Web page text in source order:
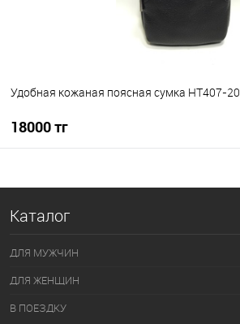
Удобная кожаная поясная сумка HT407-20
18000 тг
В избранное
Каталог
ДЛЯ МУЖЧИН
ДЛЯ ЖЕНЩИН
В ПОЕЗДКУ